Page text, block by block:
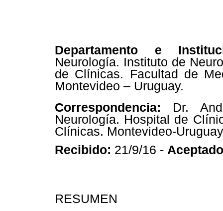
Departamento e
Neurología. Instituto de
de Clínicas. Facultad de
Montevideo – Uruguay.
Correspondencia: Dr.
Neurología. Hospital de
Clínicas. Montevideo-
Recibido: 21/9/16 -
RESUMEN